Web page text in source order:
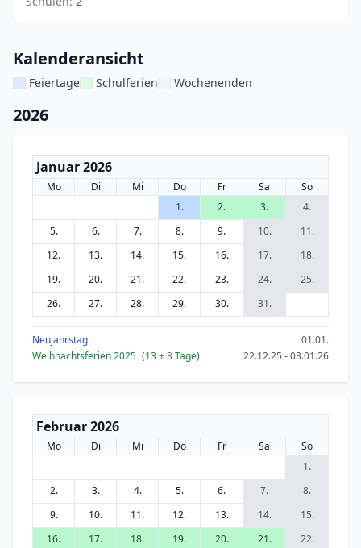
Kalenderansicht
Feiertage Schulferien Wochenenden
2026
Januar 2026
Mo Di Mi Do Fr Sa
So
1.
2. 3.
4.
5.
6. 7. 8. 9. 10.
11.
12.
13. 14. 15. 16. 17.
18.
19.
20. 21. 22. 23. 24.
25.
26.
27. 28. 29. 30. 31.
Neujahrstag
01.01.
Weihnachtsferien 2025 (13+ 3 Tage) 22.12.25 - 03.01.26
Februar 2026
Mo Di Mi Do Fr Sa
So
1.
2.
3. 4. 5. 6. 7.
8.
9.
10. 11. 12. 13. 14.
15.
16.
17. 18. 19. 20. 21.
22.